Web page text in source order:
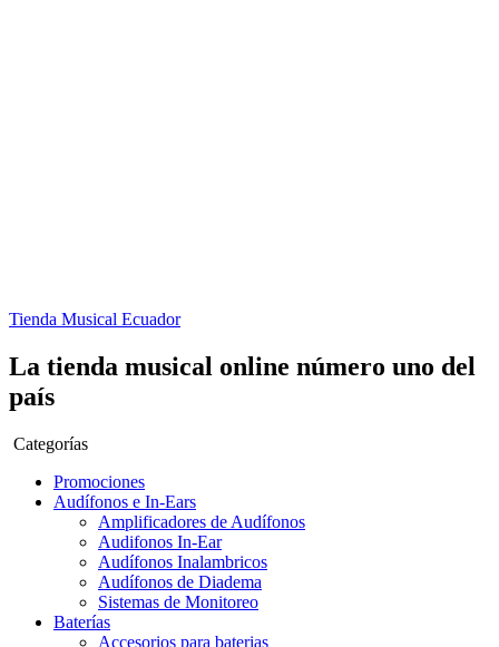
Tienda Musical Ecuador
La tienda musical online número uno del
país
Categorías
Promociones
Audífonos e In-Ears
Amplificadores de Audífonos
Audifonos In-Ear
Audífonos Inalambricos
Audífonos de Diadema
Sistemas de Monitoreo
Baterías
Accesorios para baterias